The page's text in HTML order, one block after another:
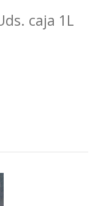
caja 1L